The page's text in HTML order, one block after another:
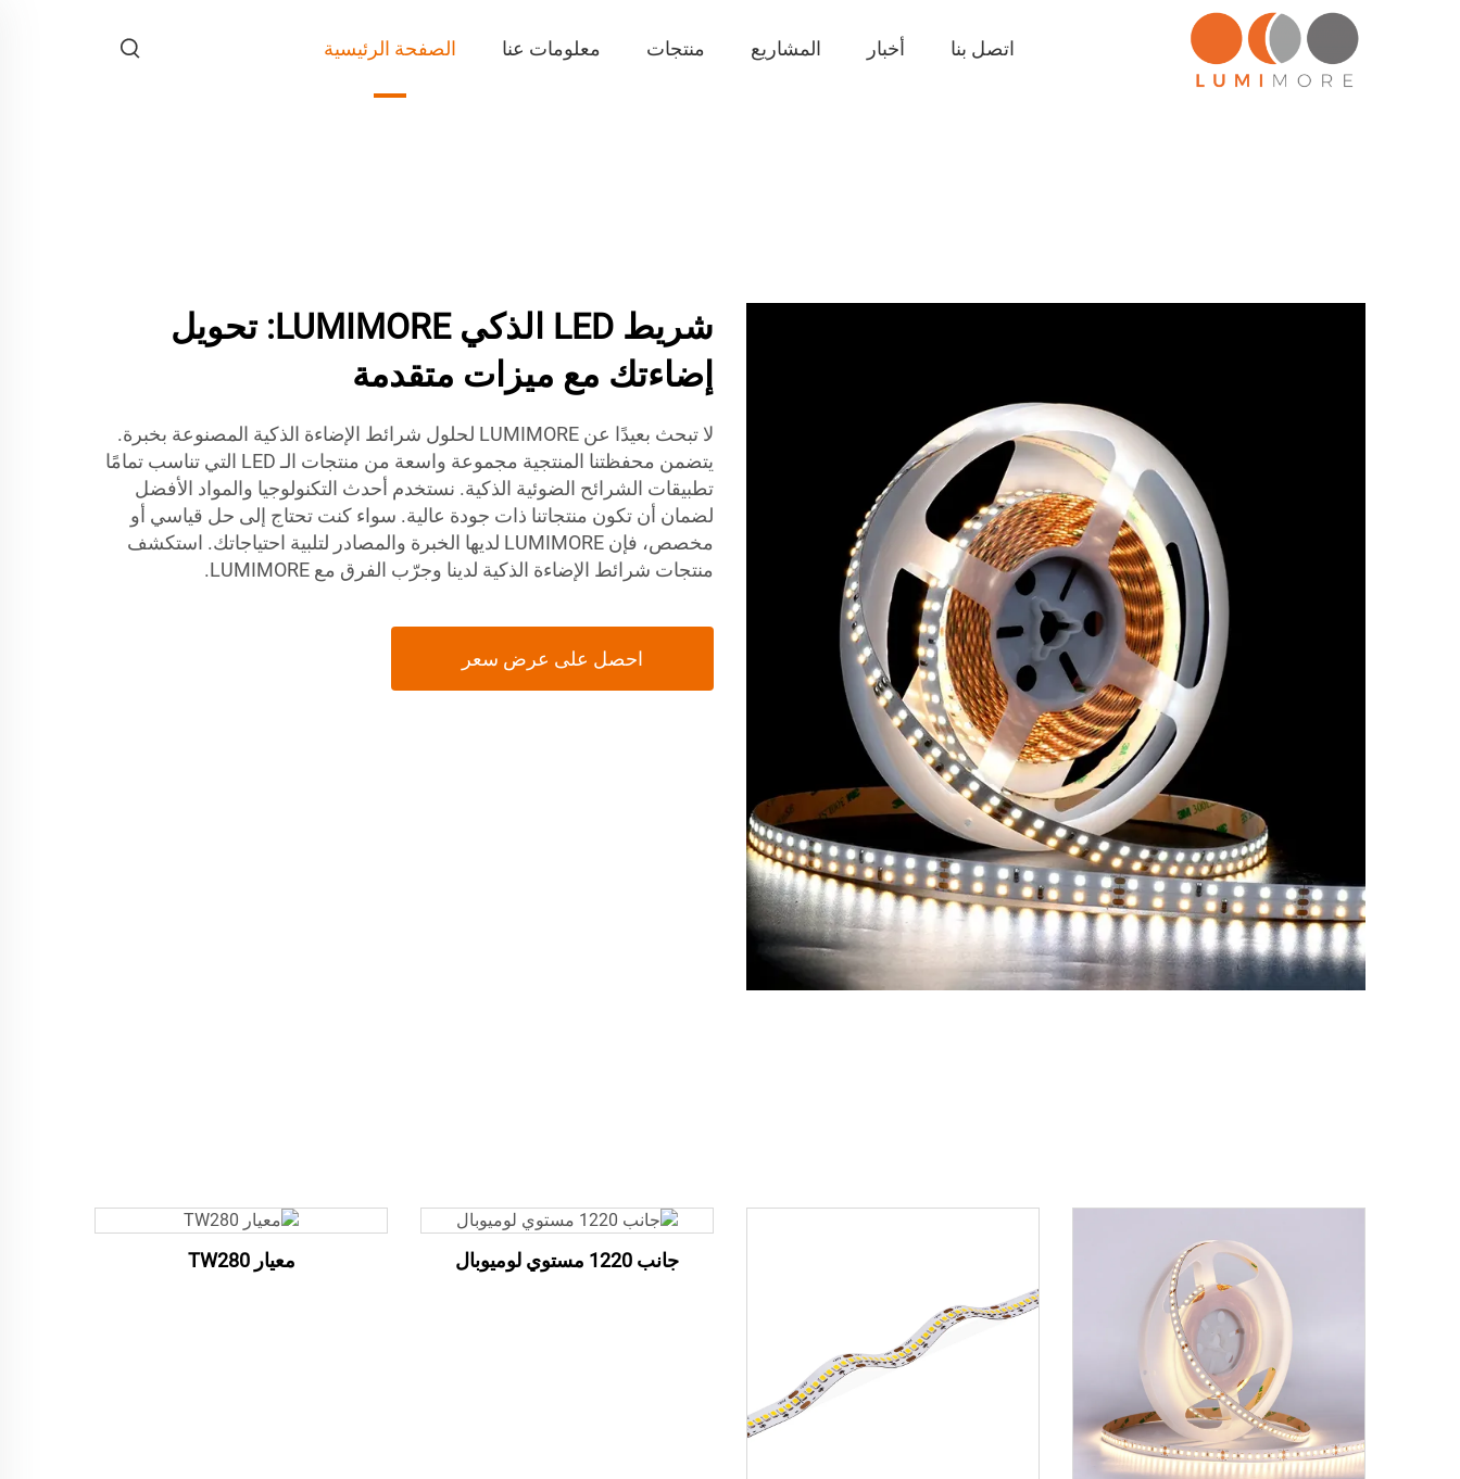
الصفحة الرئيسية معلومات عنا منتجات المشاريع أخبار اتصل بنا
شريط LED الذكي LUMIMORE: تحويل
إضاءتك مع ميزات متقدمة
لا تبحث بعيدًا عن LUMIMORE لحلول شرائط الإضاءة الذكية المصنوعة بخبرة.
يتضمن محفظتنا المنتجية مجموعة واسعة من منتجات الـ LED التي تناسب تمامًا
تطبيقات الشرائح الضوئية الذكية. نستخدم أحدث التكنولوجيا والمواد الأفضل
لضمان أن تكون منتجاتنا ذات جودة عالية. سواء كنت تحتاج إلى حل قياسي أو
مخصص، فإن LUMIMORE لديها الخبرة والمصادر لتلبية احتياجاتك.
استكشف
منتجات شرائط الإضاءة الذكية لدينا وجرّب الفرق مع LUMIMORE.
احصل على عرض سعر
جانب 1220 مستوي لوميوبال معيار TW280